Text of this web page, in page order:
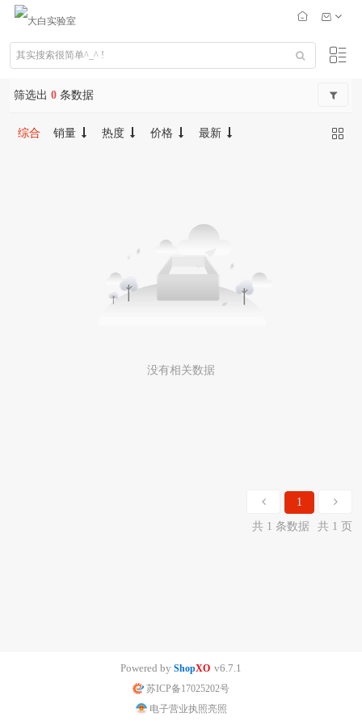
筛选出 0 条数据
综合 销量 热度 价格 最新
没有相关数据
1
共 1 条数据
共 1 页
Powered by ShopXO v6.7.1
苏ICP备17025202号
电子营业执照亮照